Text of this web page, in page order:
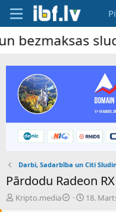
Darbi, Sadarbība un Citi
Pārdodu Radeon
P
Kripto.media
S18.